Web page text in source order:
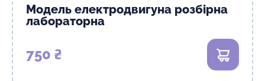
Модель електродвигуна розбірна
лабораторна
750 ₴ В кошик